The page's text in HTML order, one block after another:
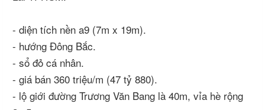
- diện tích nền a9 (7m x 19m).
- hướng Đông Bắc.
- sổ đỏ cá nhân.
- giá bán 360 triệu/m (47 tỷ 880).
- lộ giới đường Trương Văn Bang là 40m, vỉa hè rộng